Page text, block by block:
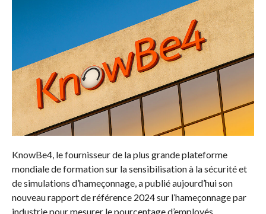
KnowBe4, le fournisseur de la plus grande plateforme
mondiale de formation sur la sensibilisation à la sécurité et
de simulations d’hameçonnage, a publié aujourd’hui son
nouveau rapport de référence 2024 sur l’hameçonnage par
industrie pour mesurer le pourcentage d’employés